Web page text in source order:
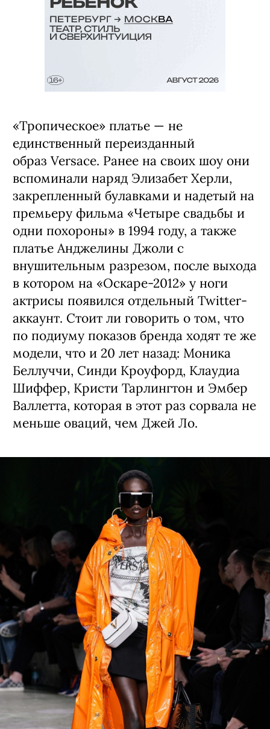
«Тропическое» платье — не
единственный переизданный
образ Versace. Ранее на своих шоу они
вспоминали наряд Элизабет Херли,
закрепленный булавками и надетый на
премьеру фильма «Четыре свадьбы и
одни похороны» в 1994 году, а также
платье Анджелины Джоли с
внушительным разрезом, после выхода
в котором на «Оскаре-2012» у ноги
актрисы появился отдельный Twitter-
аккаунт. Стоит ли говорить о том, что
по подиуму показов бренда ходят те же
модели, что и 20 лет назад: Моника
Беллуччи, Синди Кроуфорд, Клаудиа
Шиффер, Кристи Тарлингтон и Эмбер
Валлетта, которая в этот раз сорвала не
меньше оваций, чем Джей Ло.